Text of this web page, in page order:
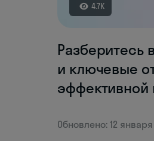
4.7K
Разберитесь
и ключевые
эффективной
Обновлено: 12